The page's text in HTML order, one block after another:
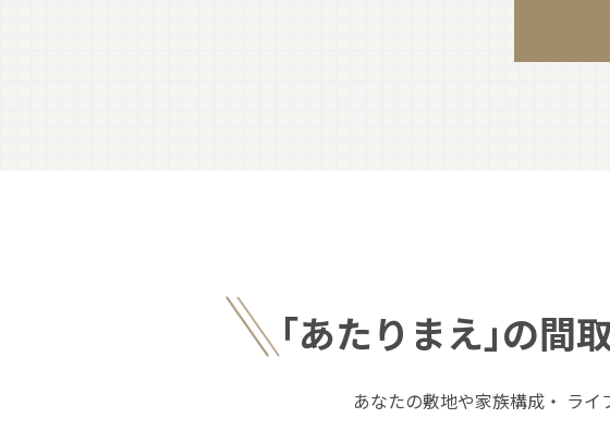
｢あたりまえ｣の間
あなたの敷地や家族構成・ ライ